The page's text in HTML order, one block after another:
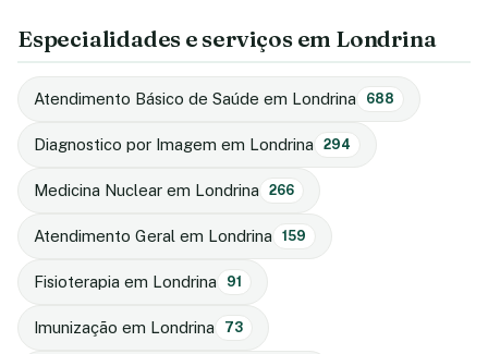
Especialidades e serviços em Londrina
Atendimento Básico de Saúde em Londrina 688
Diagnostico por Imagem em Londrina 294
Medicina Nuclear em Londrina 266
Atendimento Geral em Londrina 159
Fisioterapia em Londrina 91
Imunização em Londrina 73